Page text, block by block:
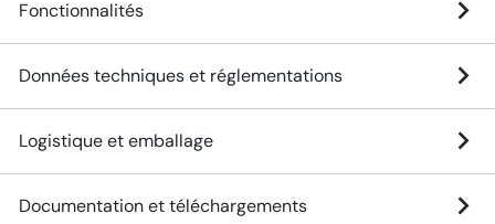
Fonctionnalités
Données techniques et réglementations
Logistique et emballage
Documentation et téléchargements